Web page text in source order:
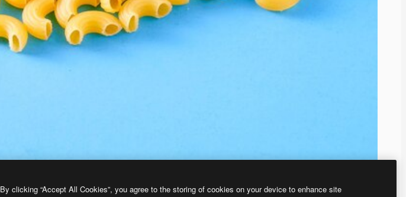
By clicking “Accept All Cookies”, you agree to the storing of cookies on your device to enhance site